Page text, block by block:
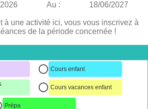
Au : 18/06/2027
à une activité ici, vous vous inscrivez à
de la période concernée !
Cours enfant
Cours vacances enfant
Prépa